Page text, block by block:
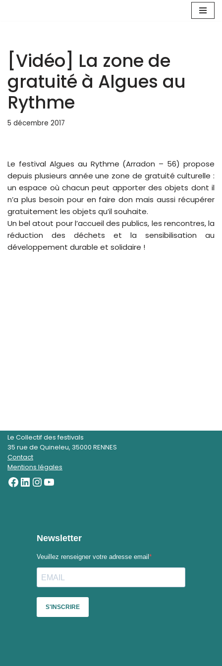
contenu
[Vidéo] La zone de
gratuité à Algues au
Rythme
5 décembre 2017
Le festival Algues au Rythme (Arradon – 56) propose
depuis plusieurs année une zone de gratuité culturelle :
un espace où chacun peut apporter des objets dont il
n’a plus besoin pour en faire don mais aussi récupérer
gratuitement les objets qu’il souhaite.
Un bel atout pour l’accueil des publics, les rencontres, la
réduction des déchets et la sensibilisation au
développement durable et solidaire !
Le Collectif des festivals
35 rue de Quineleu, 35000 RENNES
Contact
Mentions légales